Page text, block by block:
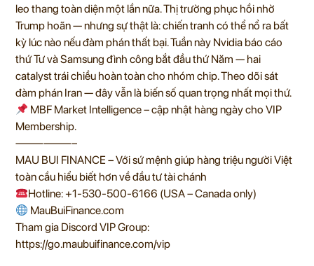
leo thang toàn diện một lần nữa. Thị trường phục hồi nhờ
Trump hoãn — nhưng sự thật là: chiến tranh có thể nổ ra bất
kỳ lúc nào nếu đàm phán thất bại. Tuần này Nvidia báo cáo
thứ Tư và Samsung đình công bắt đầu thứ Năm — hai
catalyst trái chiều hoàn toàn cho nhóm chip. Theo dõi sát
đàm phán Iran — đây vẫn là biến số quan trọng nhất mọi thứ.
MBF Market Intelligence – cập nhật hàng ngày cho VIP
Membership.
——————–
MAU BUI FINANCE – Với sứ mệnh giúp hàng triệu người Việt
toàn cầu hiểu biết hơn về đầu tư tài chánh
Hotline: +1-530-500-6166 (USA – Canada only)
MauBuiFinance.com
Tham gia Discord VIP Group:
https://go.maubuifinance.com/vip